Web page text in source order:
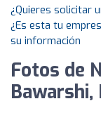
¿Quieres solicitar
¿Es esta tu
su información
Fotos de